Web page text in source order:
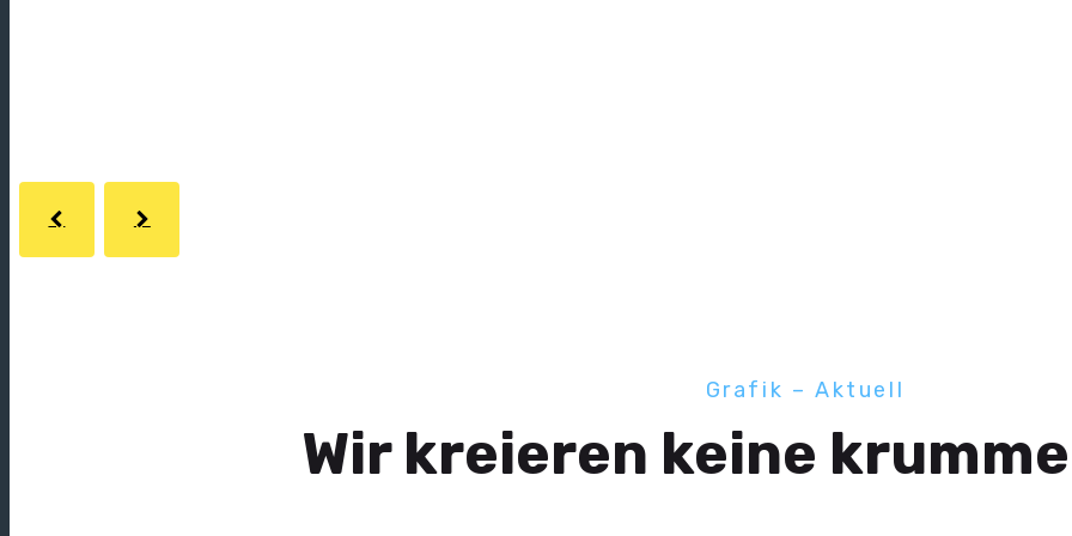
Grafik – Aktuell
Wir kreieren keine